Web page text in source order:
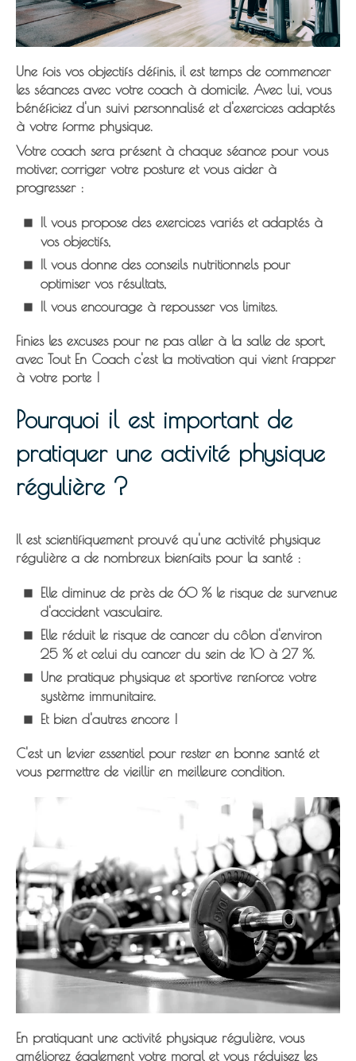
Une fois vos objectifs définis, il est temps de commencer
les séances avec votre coach à domicile. Avec lui, vous
bénéficiez d'un suivi personnalisé et d'exercices adaptés
à votre forme physique.
Votre coach sera présent à chaque séance pour vous
motiver, corriger votre posture et vous aider à
progresser :
Il vous propose des exercices variéset adaptés à
vos objectifs,
Il vous donne des conseils nutritionnelspour
optimiser vos résultats,
Il vous encourage à repousser vos limites.
Finies les excuses pour ne pas aller à la salle de sport,
avec Tout En Coach c'est la motivation qui vient frapper
à votre porte !
Pourquoi il est important de
pratiquer une activité physique
régulière ?
Il est scientifiquement prouvé qu'une activité physique
régulière a de nombreux bienfaits pour la santé :
Elle diminue de près de 60 %le risque de survenue
d'accident vasculaire.
Elle réduit le risque de cancer du côlon d'environ
25 %et celui du cancer du sein de 10 à 27 %.
Une pratique physique et sportive renforce votre
système immunitaire.
Et bien d'autres encore !
C'est un levier essentiel pour rester en bonne santé et
vous permettre de vieillir en meilleure condition.
En pratiquant une activité physique régulière, vous
améliorez également votre moral et vous réduisez les